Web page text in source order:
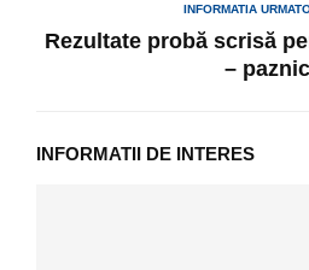
INFORMATIA
Rezultate probă scrisă
–
INFORMATII DE INTERES